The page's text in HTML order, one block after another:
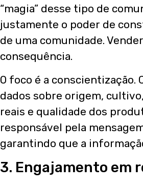
“magia” desse tipo de
justamente o poder de
de uma comunidade.
consequência.
O foco é a conscientização.
dados sobre origem,
reais e qualidade dos
responsável pela
garantindo que a
3. Engajamento em